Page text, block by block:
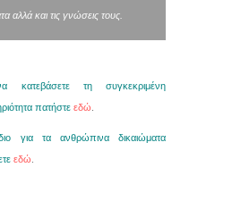
αλλά και τις γνώσεις τους.
κατεβάσετε τη συγκεκριμένη
πατήστε εδώ
για τα ανθρώπινα δικαιώματα
εδώ